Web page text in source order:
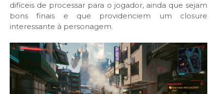
difíceis de processar para o jogador, ainda que sejam
bons finais e que providenciem um closure
interessante à personagem.